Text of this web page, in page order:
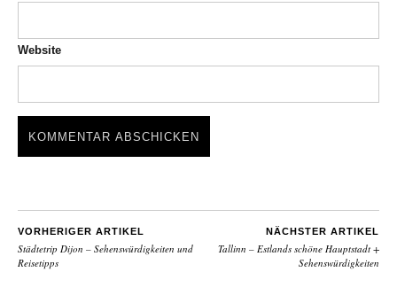
Website
VORHERIGER ARTIKEL
Städtetrip Dijon – Sehenswürdigkeiten und
Reisetipps
NÄCHSTER ARTIKEL
Tallinn – Estlands schöne Hauptstadt +
Sehenswürdigkeiten